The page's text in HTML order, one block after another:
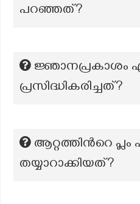
പറഞ്ഞത്?
ജ്ഞാനപ്രകാശം
പ്രസിദ്ധികരിച്ചത്?
ആറ്റത്തിൻറെ
തയ്യാറാക്കിയത്?